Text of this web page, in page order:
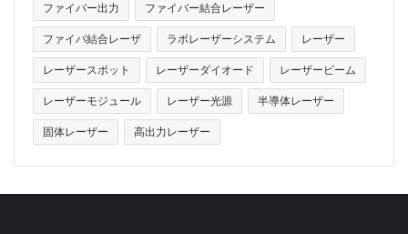
ファイバー出力 ファイバー結合レーザー
ファイバ結合レーザ ラボレーザーシステム レーザー
レーザースポット レーザーダイオード レーザービーム
レーザーモジュール レーザー光源 半導体レーザー
固体レーザー 高出力レーザー